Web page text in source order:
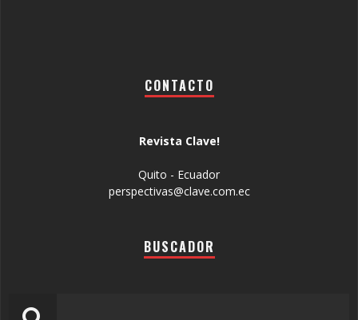
CONTACTO
Revista Clave!
Quito - Ecuador
perspectivas@clave.com.ec
BUSCADOR